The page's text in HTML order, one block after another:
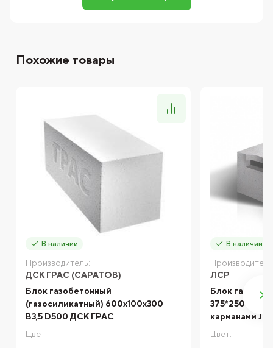
Похожие товары
В наличии
Производитель:
ДСК ГРАС (САРАТОВ)
Блок газобетонный
(газосиликатный) 600x100x300
B3,5 D500 ДСК ГРАС
Цвет:
В наличии
ЛСР
Блок
375*250*625
карманами
Цвет: